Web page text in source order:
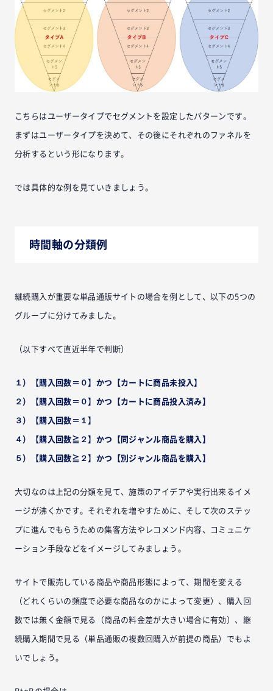
こちらはユーザータイプでセグメントを設定したパターンです。
まずはユーザータイプを決めて、その後にそれぞれのファネルを
分析するという形になります。
では具体的な例を見ていきましょう。
時間軸の分類例
継続購入が重要な単品通販サイトの場合を例として、以下の5つの
グループに分けてみました。
（以下すべて直近半年で判断）
１）【購入回数＝０】かつ【カートに商品未投入】
２）【購入回数＝０】かつ【カートに商品投入済み】
３）【購入回数＝１】
４）【購入回数≧２】かつ【同ジャンル商品を購入】
５）【購入回数≧２】かつ【別ジャンル商品を購入】
大切なのは上記の分類を見て、施策のアイデアや実行出来るイメ
ージが沸くかです。それぞれを増やすために、そして次のステッ
プに進んでもらうための集客方法やレコメンド内容、コミュニケ
ーション手段などをイメージしてみましょう。
サイトで販売している商品や商品形態によって、期間を変える
（どれくらいの頻度で必要な商品なのかによって変更）、購入回
数では無く金額で見る（商品の料金差が大きい場合に有効）、継
続購入期間で見る（単品通販の複数回購入が前提の商品）でもよ
いでしょう。